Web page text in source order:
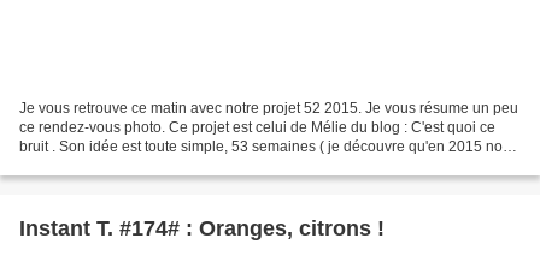
Je vous retrouve ce matin avec notre projet 52 2015. Je vous résume un peu
ce rendez-vous photo. Ce projet est celui de Mélie du blog : C'est quoi ce
bruit . Son idée est toute simple, 53 semaines ( je découvre qu'en 2015 nous
Instant T. #174# : Oranges, citrons !